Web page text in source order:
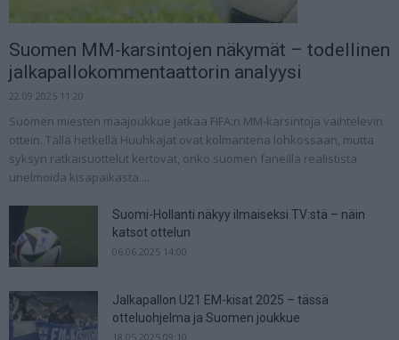
Suomen MM-karsintojen näkymät – todellinen
jalkapallokommentaattorin analyysi
22.09.2025 11:20
Suomen miesten maajoukkue jatkaa FIFA:n MM-karsintoja vaihtelevin
ottein. Tällä hetkellä Huuhkajat ovat kolmantena lohkossaan, mutta
syksyn ratkaisuottelut kertovat, onko suomen faneilla realistista
unelmoida kisapaikasta....
Suomi-Hollanti näkyy ilmaiseksi TV:stä – näin
katsot ottelun
06.06.2025 14:00
Jalkapallon U21 EM-kisat 2025 – tässä
otteluohjelma ja Suomen joukkue
18.05.2025 09:10